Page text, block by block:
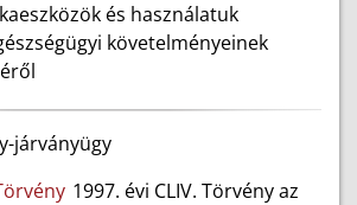
és használatuk
követelményeinek
járványügy
1997. évi CLIV. Törvény az